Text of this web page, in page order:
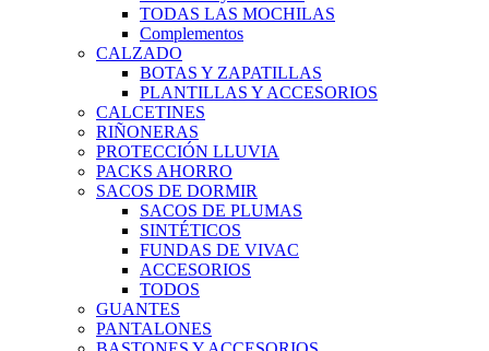
TODAS LAS MOCHILAS
Complementos
CALZADO
BOTAS Y ZAPATILLAS
PLANTILLAS Y ACCESORIOS
CALCETINES
RIÑONERAS
PROTECCIÓN LLUVIA
PACKS AHORRO
SACOS DE DORMIR
SACOS DE PLUMAS
SINTÉTICOS
FUNDAS DE VIVAC
ACCESORIOS
TODOS
GUANTES
PANTALONES